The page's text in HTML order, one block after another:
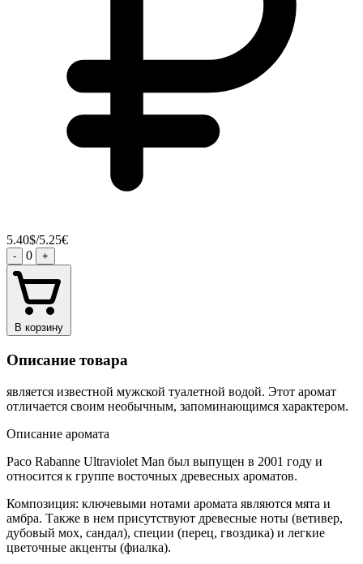
5.40$/5.25€
- 0 +
В корзину
Описание товара
является известной мужской туалетной водой. Этот аромат
отличается своим необычным, запоминающимся характером.
Описание аромата
Paco Rabanne Ultraviolet Man был выпущен в 2001 году и
относится к группе восточных древесных ароматов.
Композиция: ключевыми нотами аромата являются мята и
амбра. Также в нем присутствуют древесные ноты (ветивер,
дубовый мох, сандал), специи (перец, гвоздика) и легкие
цветочные акценты (фиалка).